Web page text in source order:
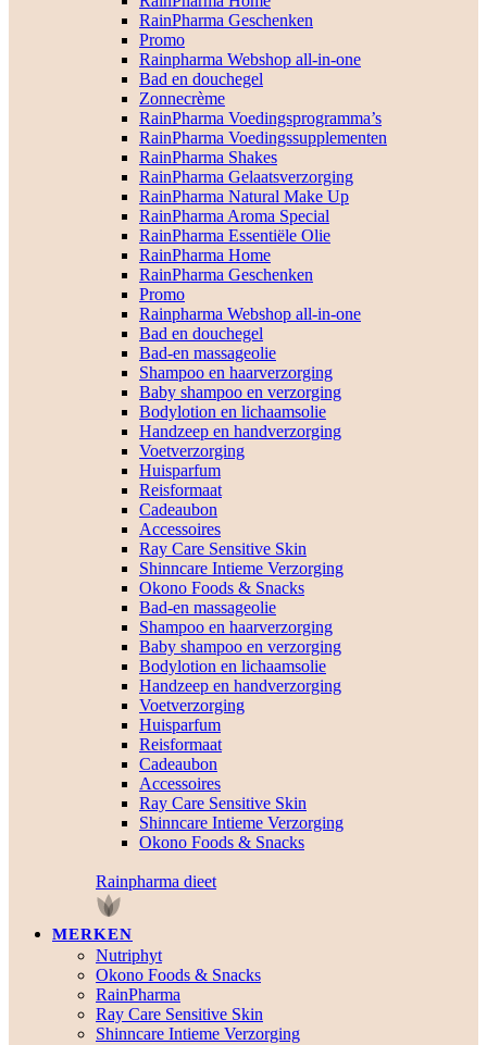
RainPharma Geschenken
Promo
Rainpharma Webshop all-in-one
Bad en douchegel
Zonnecrème
RainPharma Voedingsprogramma’s
RainPharma Voedingssupplementen
RainPharma Shakes
RainPharma Gelaatsverzorging
RainPharma Natural Make Up
RainPharma Aroma Special
RainPharma Essentiële Olie
RainPharma Home
RainPharma Geschenken
Promo
Rainpharma Webshop all-in-one
Bad en douchegel
Bad-en massageolie
Shampoo en haarverzorging
Baby shampoo en verzorging
Bodylotion en lichaamsolie
Handzeep en handverzorging
Voetverzorging
Huisparfum
Reisformaat
Cadeaubon
Accessoires
Ray Care Sensitive Skin
Shinncare Intieme Verzorging
Okono Foods & Snacks
Bad-en massageolie
Shampoo en haarverzorging
Baby shampoo en verzorging
Bodylotion en lichaamsolie
Handzeep en handverzorging
Voetverzorging
Huisparfum
Reisformaat
Cadeaubon
Accessoires
Ray Care Sensitive Skin
Shinncare Intieme Verzorging
Okono Foods & Snacks
Rainpharma dieet
MERKEN
Nutriphyt
Okono Foods & Snacks
RainPharma
Ray Care Sensitive Skin
Shinncare Intieme Verzorging